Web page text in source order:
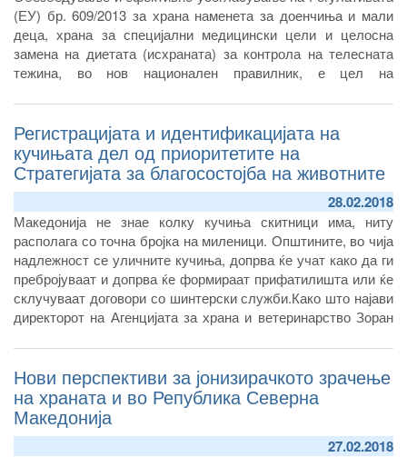
(ЕУ) бр. 609/2013 за храна наменета за доенчиња и мали
деца, храна за специјални медицински цели и целосна
замена на диетата (исхраната) за контрола на телесната
тежина, во нов национален правилник, е цел на
претпристапна помош на Европската Комисија – TAIEX, се
одржа за потребите на Секторот за храна од неживотинско
потекло и членовите на Комисија за посебни видови храна
при Агенцијата за храна и ветеринарство од 26 до 28
февруари.
Регистрацијата и идентификацијата на
кучињата дел од приоритетите на
Стратегијата за благосостојба на животните
28.02.2018
Македонија не знае колку кучиња скитници има, ниту
располага со точна бројка на миленици. Општините, во чија
надлежност се уличните кучиња, допрва ќе учат како да ги
пребројуваат и допрва ќе формираат прифатилишта или ќе
склучуваат договори со шинтерски служби.Како што најави
директорот на Агенцијата за храна и ветеринарство Зоран
интензивни активности за решавање на овие два проблема,
регистрирање на кучињата скитници, но и целосно
идентификување на милениците со микрочипови. Со ова се
очекува да се стави ред, особено во руралните средини.
Нови перспективи за јонизирачкото зрачење
на храната и во Република Северна
Македонија
27.02.2018